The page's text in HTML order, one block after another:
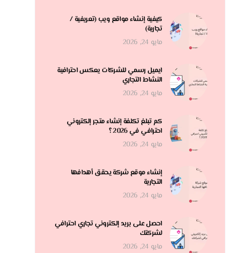
كيفية إنشاء مواقع ويب (تعريفية /
تجارية)
مايو 24, 2026
ايميل رسمي للشركات يعكس احترافية
النشاط التجاري
مايو 24, 2026
كم تبلغ تكلفة إنشاء متجر إلكتروني
احترافي في 2026 ؟
مايو 24, 2026
إنشاء موقع شركة يحقق أهدافها
التجارية
مايو 24, 2026
احصل على بريد إلكتروني تجاري احترافي
لشركتك
مايو 24, 2026